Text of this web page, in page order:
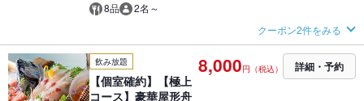
8品 2名～
クーポン2件をみる
飲み放題
【個室確約】【極上
コース】豪華屋形舟
8,000円（税込） 詳細・予約